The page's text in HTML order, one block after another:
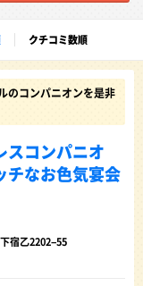
クチコミ数順
のコンパニオンを是非
スコンパニオ
チなお色気宴会
宿乙2202−55